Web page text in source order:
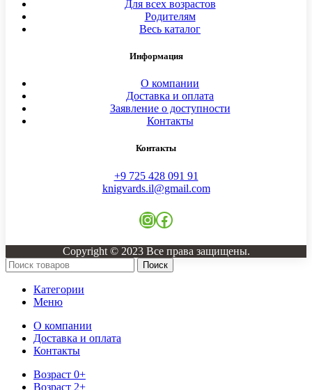
Для всех возрастов
Родителям
Весь каталог
Информация
О компании
Доставка и оплата
Заявление о доступности
Контакты
Контакты
+9 725 428 091 91
knigvards.il@gmail.com
Instagram
Facebook
Copyright © 2023 Все права защищены.
Поиск
Категории
Меню
О компании
Доставка и оплата
Контакты
Возраст 0+
Возраст 2+